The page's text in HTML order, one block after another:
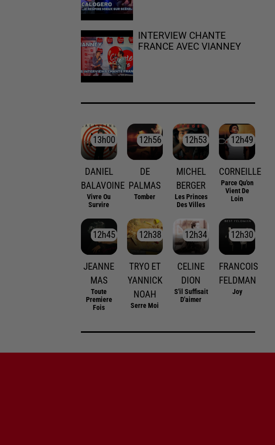
INTERVIEW CHANTE
FRANCE AVEC VIANNEY
13h00
13h00
DANIEL
BALAVOINE
Vivre Ou
Survire
12h56
12h56
DE
PALMAS
Tomber
12h53
12h53
MICHEL
BERGER
Les Princes
Des Villes
12h49
12h49
CORNEILLE
Parce Qu'on
Vient De
Loin
12h45
12h45
JEANNE
MAS
Toute
Premiere
Fois
12h38
12h38
TRYO ET
YANNICK
NOAH
Serre Moi
12h34
12h34
CELINE
DION
S'il Suffisait
D'aimer
12h30
12h30
FRANCOIS
FELDMAN
Joy